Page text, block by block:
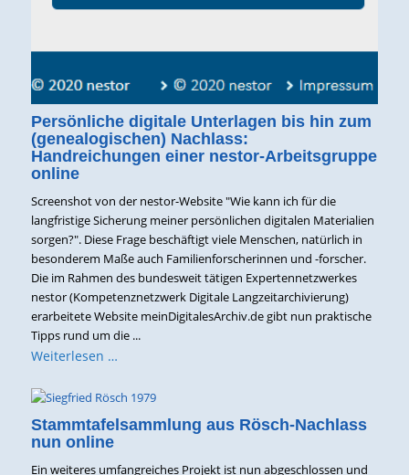
Persönliche digitale Unterlagen bis hin zum
(genealogischen) Nachlass:
Handreichungen einer nestor-Arbeitsgruppe
online
Screenshot von der nestor-Website "Wie kann ich für die
langfristige Sicherung meiner persönlichen digitalen Materialien
sorgen?". Diese Frage beschäftigt viele Menschen, natürlich in
besonderem Maße auch Familienforscherinnen und -forscher.
Die im Rahmen des bundesweit tätigen Expertennetzwerkes
nestor (Kompetenznetzwerk Digitale Langzeitarchivierung)
erarbeitete Website meinDigitalesArchiv.de gibt nun praktische
Tipps rund um die ...
Weiterlesen …
Stammtafelsammlung aus Rösch-Nachlass
nun online
Ein weiteres umfangreiches Projekt ist nun abgeschlossen und